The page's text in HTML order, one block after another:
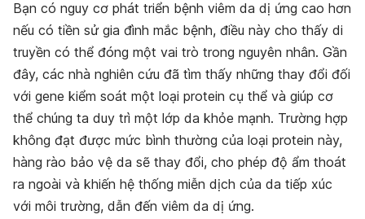
Bạn có nguy cơ phát triển bệnh viêm da dị ứng cao hơn
nếu có tiền sử gia đình mắc bệnh, điều này cho thấy di
truyền có thể đóng một vai trò trong nguyên nhân. Gần
đây, các nhà nghiên cứu đã tìm thấy những thay đổi đối
với gene kiểm soát một loại protein cụ thể và giúp cơ
thể chúng ta duy trì một lớp da khỏe mạnh. Trường hợp
không đạt được mức bình thường của loại protein này,
hàng rào bảo vệ da sẽ thay đổi, cho phép độ ẩm thoát
ra ngoài và khiến hệ thống miễn dịch của da tiếp xúc
với môi trường, dẫn đến viêm da dị ứng.